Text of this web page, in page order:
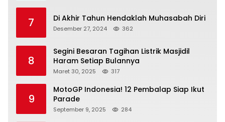
7 Di Akhir Tahun Hendaklah Muhasabah Diri
Desember 27, 2024 362
8
Segini Besaran Tagihan Listrik Masjidil
Haram Setiap Bulannya
Maret 30, 2025 317
9
MotoGP Indonesia! 12 Pembalap Siap Ikut
Parade
September 9, 2025 284